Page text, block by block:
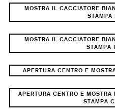
MOSTRA IL CACCIATORE
STAMPA
MOSTRA IL CACCIATORE
STAMPA
APERTURA CENTRO E
APERTURA CENTRO E
STAMPA